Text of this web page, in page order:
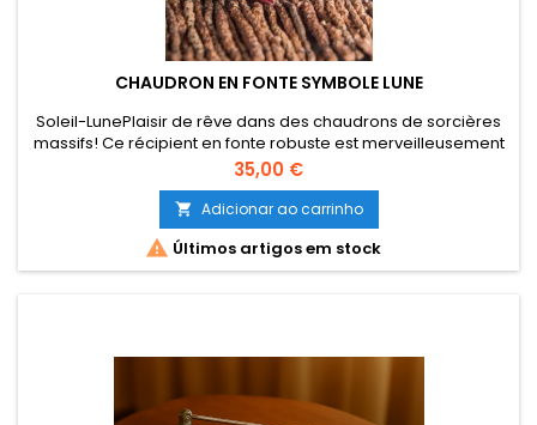
CHAUDRON EN FONTE SYMBOLE LUNE
Soleil-LunePlaisir de rêve dans des chaudrons de sorcières
massifs! Ce récipient en fonte robuste est merveilleusement
lourd et donne à l'encens une portion supplémentaire de
puissance selon le symbole. La poignée comme poignée de
transport permet également de changer le nettoyage de la
maison et du jardin, tandis que le dégagement de chaleur
est isolé...
Preço
35,00 €
 Adicionar ao carrinho
 Últimos artigos em stock